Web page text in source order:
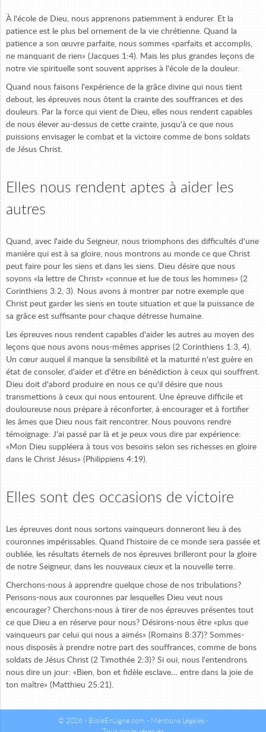
À l'école de Dieu, nous apprenons patiemment à endurer. Et la
patience est le plus bel ornement de la vie chrétienne. Quand la
patience a son œuvre parfaite, nous sommes «parfaits et accomplis,
ne manquant de rien» (Jacques 1:4). Mais les plus grandes leçons de
notre vie spirituelle sont souvent apprises à l'école de la douleur.
Quand nous faisons l'expérience de la grâce divine qui nous tient
debout, les épreuves nous ôtent la crainte des souffrances et des
douleurs. Par la force qui vient de Dieu, elles nous rendent capables
de nous élever au-dessus de cette crainte, jusqu'à ce que nous
puissions envisager le combat et la victoire comme de bons soldats
de Jésus Christ.
Elles nous rendent aptes à aider les
autres
Quand, avec l'aide du Seigneur, nous triomphons des difficultés d'une
manière qui est à sa gloire, nous montrons au monde ce que Christ
peut faire pour les siens et dans les siens. Dieu désire que nous
soyons «la lettre de Christ» «connue et lue de tous les hommes» (2
Corinthiens 3:2, 3). Nous avons à montrer par notre exemple que
Christ peut garder les siens en toute situation et que la puissance de
sa grâce est suffisante pour chaque détresse humaine.
Les épreuves nous rendent capables d'aider les autres au moyen des
leçons que nous avons nous-mêmes apprises (2 Corinthiens 1:3, 4).
Un cœur auquel il manque la sensibilité et la maturité n'est guère en
état de consoler, d'aider et d'être en bénédiction à ceux qui souffrent.
Dieu doit d'abord produire en nous ce qu'il désire que nous
transmettions à ceux qui nous entourent. Une épreuve difficile et
douloureuse nous prépare à réconforter, à encourager et à fortifier
les âmes que Dieu nous fait rencontrer. Nous pouvons rendre
témoignage: J'ai passé par là et je peux vous dire par expérience:
«Mon Dieu suppléera à tous vos besoins selon ses richesses en gloire
dans le Christ Jésus» (Philippiens 4:19).
Elles sont des occasions de victoire
Les épreuves dont nous sortons vainqueurs donneront lieu à des
couronnes impérissables. Quand l'histoire de ce monde sera passée et
oubliée, les résultats éternels de nos épreuves brilleront pour la gloire
de notre Seigneur, dans les nouveaux cieux et la nouvelle terre.
Cherchons-nous à apprendre quelque chose de nos tribulations?
Pensons-nous aux couronnes par lesquelles Dieu veut nous
encourager? Cherchons-nous à tirer de nos épreuves présentes tout
ce que Dieu a en réserve pour nous? Désirons-nous être «plus que
vainqueurs par celui qui nous a aimés» (Romains 8:37)? Sommes-
nous disposés à prendre notre part des souffrances, comme de bons
soldats de Jésus Christ (2 Timothée 2:3)? Si oui, nous l'entendrons
nous dire un jour: «Bien, bon et fidèle esclave… entre dans la joie de
ton maître» (Matthieu 25:21).
© 2026 - BibleEnLigne.com - Mentions Légales-